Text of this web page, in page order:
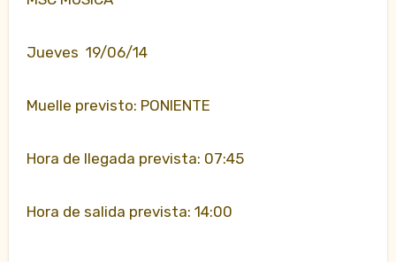
Jueves 19/06/14
Muelle previsto: PONIENTE
Hora de llegada prevista: 07:45
Hora de salida prevista: 14:00